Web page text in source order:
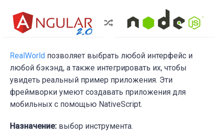
RealWorld позволяет выбрать любой интерфейс и
любой бэкэнд, а также интегрировать их, чтобы
увидеть реальный пример приложения. Эти
фреймворки умеют создавать приложения для
мобильных с помощью NativeScript.
Назначение: выбор инструмента.